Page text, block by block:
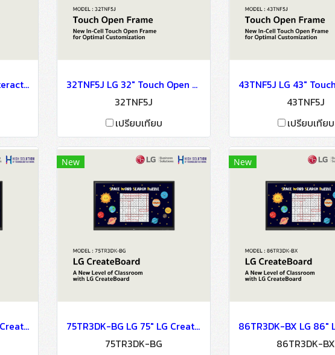
65TR3DJ LG 65" True Interactivity Bringing People Together Digital Signage Information Display(copy)
32TNF5J LG 32" Touch Open Frame Digital Signage Information Display(copy)
32TNF5J
เปรียบเทียบ
43TNF5J
เปรียบเทียบ
65TR3DK-BG LG 65" LG CreateBoard Digital Signage Information Display
New
75TR3DK-BG LG 75" LG CreateBoard Digital Signage Information Display
75TR3DK-BG
New
86TR3DK-BX